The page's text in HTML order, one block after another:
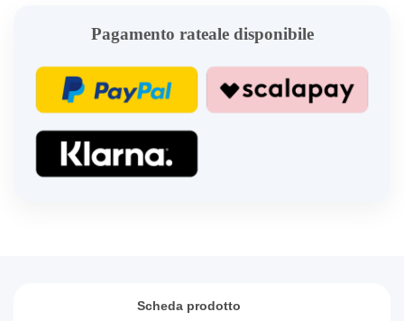
Pagamento rateale disponibile
Scheda prodotto